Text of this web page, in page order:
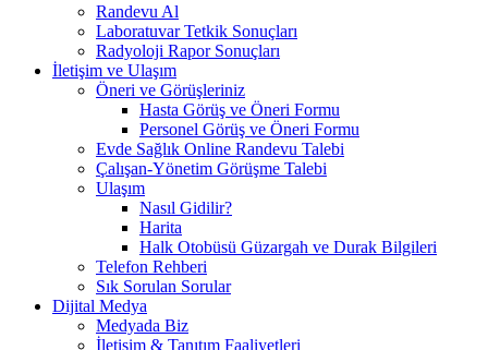
Randevu Al
Laboratuvar Tetkik Sonuçları
Radyoloji Rapor Sonuçları
İletişim ve Ulaşım
Öneri ve Görüşleriniz
Hasta Görüş ve Öneri Formu
Personel Görüş ve Öneri Formu
Evde Sağlık Online Randevu Talebi
Çalışan-Yönetim Görüşme Talebi
Ulaşım
Nasıl Gidilir?
Harita
Halk Otobüsü Güzargah ve Durak Bilgileri
Telefon Rehberi
Sık Sorulan Sorular
Dijital Medya
Medyada Biz
İletişim & Tanıtım Faaliyetleri